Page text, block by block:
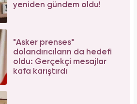
yeniden gündem oldu!
"Asker prenses"
dolandırıcıların da hedefi
oldu: Gerçekçi mesajlar
kafa karıştırdı